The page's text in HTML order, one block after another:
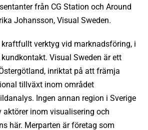
från CG Station och Around
Johansson, Visual Sweden.
verktyg vid marknadsföring, i
Visual Sweden är ett
inriktat på att främja
tillväxt inom området
Ingen annan region i Sverige
aktörer inom visualisering och
här. Merparten är företag som